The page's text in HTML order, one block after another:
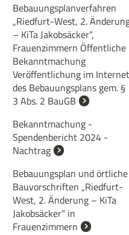
Bebauungsplanverfahren
„Riedfurt-West, 2.
– KiTa Jakobsäcker“,
Frauenzimmern Öffentliche
Bekanntmachung
Veröffentlichung im Internet
des Bebauungsplans gem. §
3 Abs. 2 BauGB
Bekanntmachung -
Spendenbericht 2024 -
Nachtrag
Bebauungsplan und örtliche
Bauvorschriften „Riedfurt-
West, 2. Änderung – KiTa
Jakobsäcker“ in
Frauenzimmern